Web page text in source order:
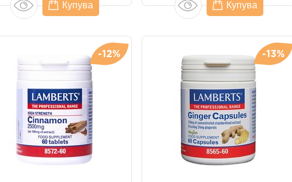
Купува Купува
-12% -13%